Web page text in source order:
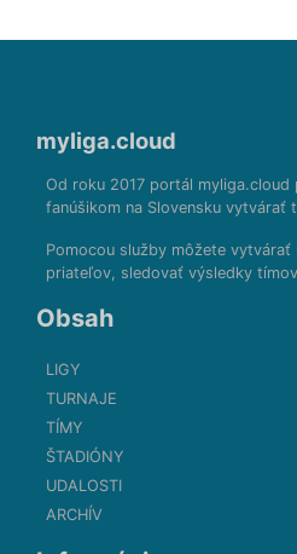
myliga.cloud
Od roku 2017 portál myliga.cloud
fanúšikom na Slovensku vytvárať
Pomocou služby môžete
priateľov, sledovať výsledky
Obsah
LIGY
TURNAJE
TÍMY
ŠTADIÓNY
UDALOSTI
ARCHÍV